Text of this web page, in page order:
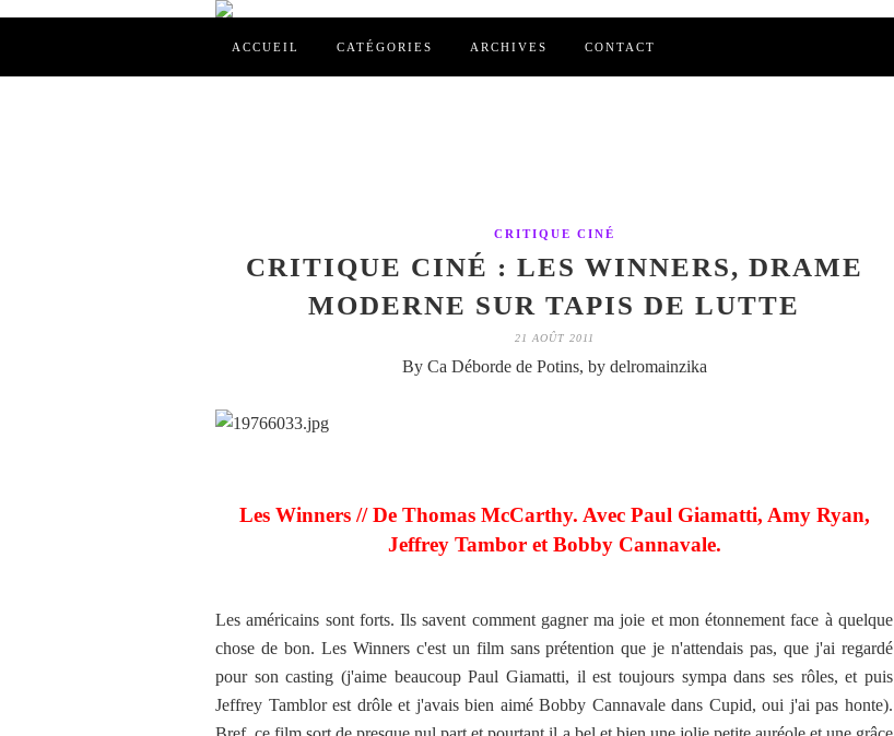
ACCUEIL CATÉGORIES ARCHIVES CONTACT
CRITIQUE CINÉ
CRITIQUE CINÉ : LES WINNERS, DRAME
MODERNE SUR TAPIS DE LUTTE
21 AOÛT 2011
By Ca Déborde de Potins, by delromainzika
Les Winners // De Thomas McCarthy. Avec Paul Giamatti, Amy Ryan,
Jeffrey Tambor et Bobby Cannavale.
Les américains sont forts. Ils savent comment gagner ma joie et mon étonnement face à quelque
chose de bon. Les Winners c'est un film sans prétention que je n'attendais pas, que j'ai regardé
pour son casting (j'aime beaucoup Paul Giamatti, il est toujours sympa dans ses rôles, et puis
Jeffrey Tamblor est drôle et j'avais bien aimé Bobby Cannavale dans Cupid, oui j'ai pas honte).